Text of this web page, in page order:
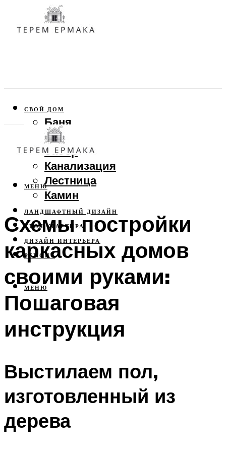
СВОЙ ДОМ
Баня
Веранда
Забор
Канализация
Лестница
Камин
ЛАНДШАФТНЫЙ ДИЗАЙН
СВОЯ КВАРТИРА
ДИЗАЙН ИНТЕРЬЕРА
РЕМОНТ
МЕНЮ
МЕНЮ
Схемы постройки
каркасных домов
своими руками:
Пошаговая
инструкция
Выстилаем пол,
изготовленный из
дерева